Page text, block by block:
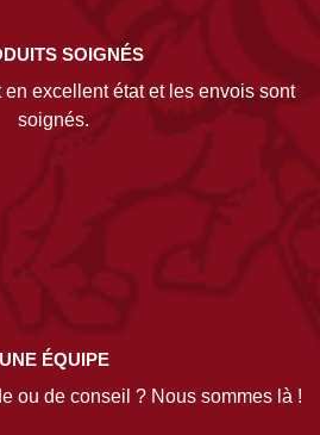
SOIGNÉS
excellent état et les envois sont
soignés.
UNE ÉQUIPE
ou de conseil ? Nous sommes là !